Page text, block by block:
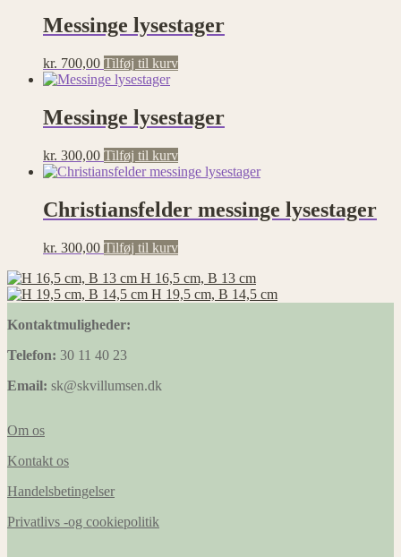
Messinge lysestager
kr. 700,00 Tilføj til kurv
Messinge lysestager
kr. 300,00 Tilføj til kurv
Christiansfelder messinge lysestager
kr. 300,00 Tilføj til kurv
H 16,5 cm, B 13 cm
H 19,5 cm, B 14,5 cm
Kontaktmuligheder:
Telefon: 30 11 40 23
Email: sk@skvillumsen.dk
Om os
Kontakt os
Handelsbetingelser
Privatlivs -og cookiepolitik